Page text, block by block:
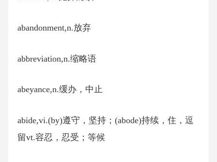
abandonment,n.放弃
abbreviation,n.缩略语
abeyance,n.缓办，中止
abide,vi.(by)遵守，坚持；(abode)持续，住，逗
留vt.容忍，忍受；等候